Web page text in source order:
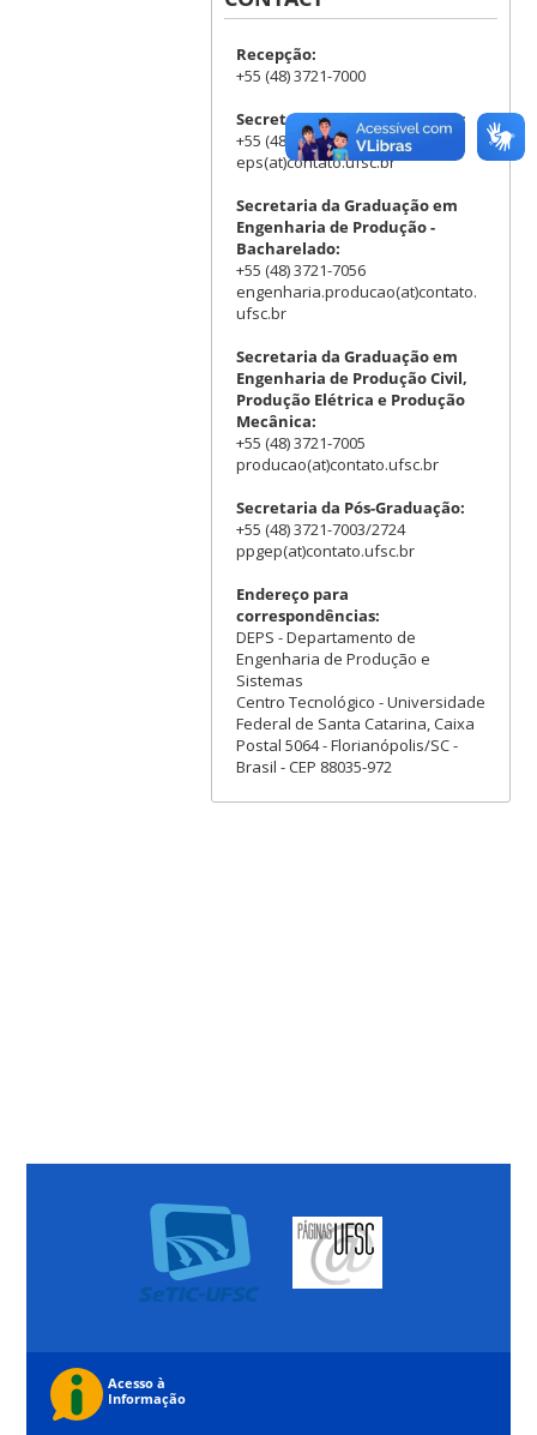
Recepção:
+55 (48) 3721-7000
Secretaria do Departamento:
+55 (48) 3721-7001/7011
eps(at)contato.ufsc.br
Secretaria da Graduação em
Engenharia de Produção -
Bacharelado:
+55 (48) 3721-7056
engenharia.producao(at)contato.
ufsc.br
Secretaria da Graduação em
Engenharia de Produção Civil,
Produção Elétrica e Produção
Mecânica:
+55 (48) 3721-7005
producao(at)contato.ufsc.br
Secretaria da Pós-Graduação:
+55 (48) 3721-7003/2724
ppgep(at)contato.ufsc.br
Endereço para
correspondências:
DEPS - Departamento de
Engenharia de Produção e
Sistemas
Centro Tecnológico - Universidade
Federal de Santa Catarina, Caixa
Postal 5064 - Florianópolis/SC -
Brasil - CEP 88035-972